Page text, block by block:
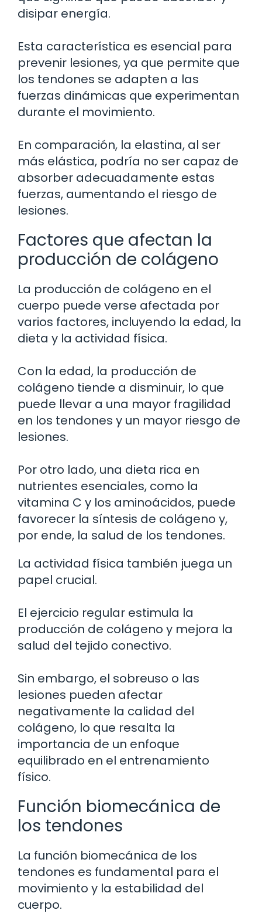
disipar energía.
Esta característica es esencial para
prevenir lesiones, ya que permite que
los tendones se adapten a las
fuerzas dinámicas que experimentan
durante el movimiento.
En comparación, la elastina, al ser
más elástica, podría no ser capaz de
absorber adecuadamente estas
fuerzas, aumentando el riesgo de
lesiones.
Factores que afectan la
producción de colágeno
La producción de colágeno en el
cuerpo puede verse afectada por
varios factores, incluyendo la edad, la
dieta y la actividad física.
Con la edad, la producción de
colágeno tiende a disminuir, lo que
puede llevar a una mayor fragilidad
en los tendones y un mayor riesgo de
lesiones.
Por otro lado, una dieta rica en
nutrientes esenciales, como la
vitamina C y los aminoácidos, puede
favorecer la síntesis de colágeno y,
por ende, la salud de los tendones.
La actividad física también juega un
papel crucial.
El ejercicio regular estimula la
producción de colágeno y mejora la
salud del tejido conectivo.
Sin embargo, el sobreuso o las
lesiones pueden afectar
negativamente la calidad del
colágeno, lo que resalta la
importancia de un enfoque
equilibrado en el entrenamiento
físico.
Función biomecánica de
los tendones
La función biomecánica de los
tendones es fundamental para el
movimiento y la estabilidad del
cuerpo.